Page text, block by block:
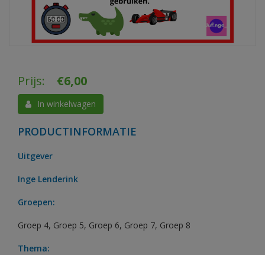
Prijs: €6,00
In winkelwagen
PRODUCTINFORMATIE
Uitgever
Inge Lenderink
Groepen:
Groep 4, Groep 5, Groep 6, Groep 7, Groep 8
Thema: